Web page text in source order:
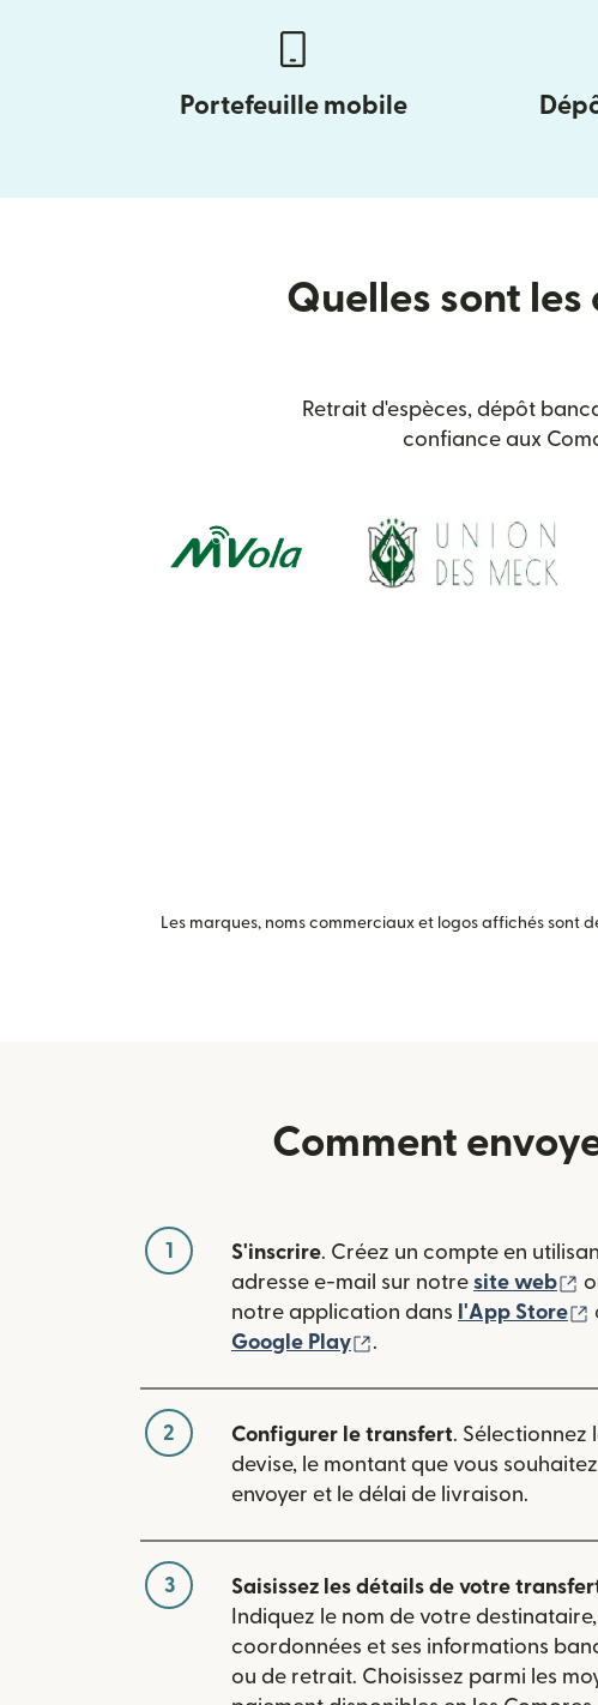
Portefeuille mobile
Quelles sont
Retrait d'espèces, dépôt
confiance aux
Les marques, noms commerciaux et logos affichés
Comment
1 S'inscrire. Créez un compte en
adresse e-mail sur notre site web
notre application dans l'App Store
Google Play
.
2 Configurer le transfert. Sélectionnez
devise, le montant que vous souhaitez
envoyer et le délai de livraison.
3
Saisissez les détails de votre
Indiquez le nom de votre destinataire,
coordonnées et ses informations
ou de retrait. Choisissez parmi les